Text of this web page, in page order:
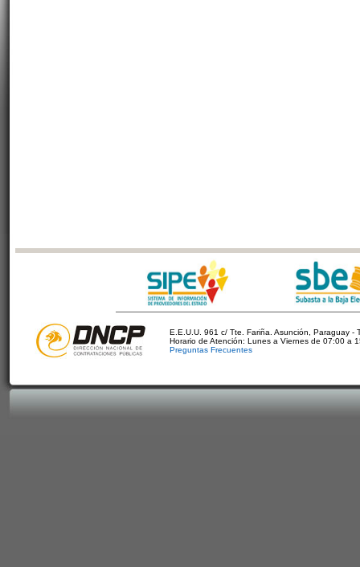
E.E.U.U. 961 c/ Tte. Fariña. Asunción, Paraguay -
Horario de Atención: Lunes a Viernes de 07:00 a
Preguntas Frecuentes